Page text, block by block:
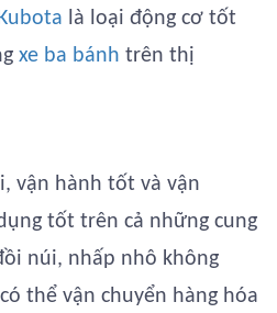
là loại động cơ tốt
xe ba bánh trên thị
vận hành tốt và vận
tốt trên cả những cung
núi, nhấp nhô không
thể vận chuyển hàng hóa